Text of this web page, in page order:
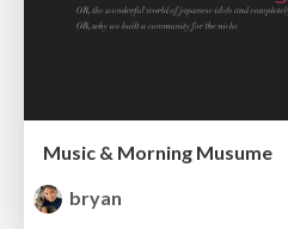
Music & Morning Musume
bryan